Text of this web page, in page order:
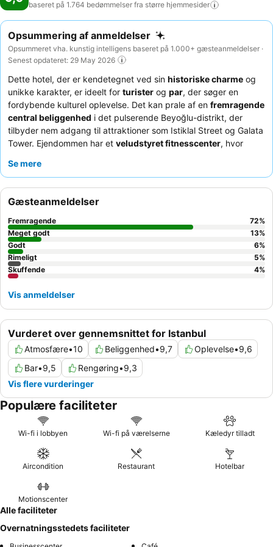
baseret på 1.764 bedømmelser fra større hjemmesider
Opsummering af anmeldelser
Opsummeret vha. kunstig intelligens baseret på 1.000+ gæsteanmeldelser ·
Senest opdateret: 29 May 2026
Dette hotel, der er kendetegnet ved sin historiske charme og
unikke karakter, er ideelt for turister og par, der søger en
fordybende kulturel oplevelse. Det kan prale af en fremragende
central beliggenhed i det pulserende Beyoğlu-distrikt, der
tilbyder nem adgang til attraktioner som Istiklal Street og Galata
Tower. Ejendommen har et veludstyret fitnesscenter, hvor
konsekvent personalets enestående venlighed og
oplevelse kan du overveje at besøge
fantastisk udsigt over byen, især ved solnedgang.
Se mere
Vurderet over gennemsnittet for Istanbul
Atmosfære•10 Beliggenhed•9,7 Oplevelse•9,6
Bar•9,5 Rengøring•9,3
Vis flere vurderinger
Gæsteanmeldelser
Fremragende 72%
Meget godt
13%
Godt
6%
Rimeligt
5%
Skuffende
4%
Vis anmeldelser
Populære faciliteter
Wi-fi i lobbyen Wi-fi på værelserne Kæledyr tilladt
Aircondition Restaurant Hotelbar
Motionscenter
Alle faciliteter
Overnatningsstedets faciliteter